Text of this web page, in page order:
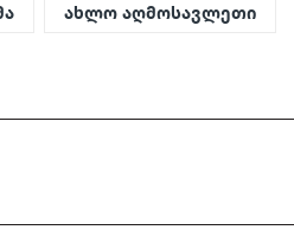
ახლო აღმოსავლეთი